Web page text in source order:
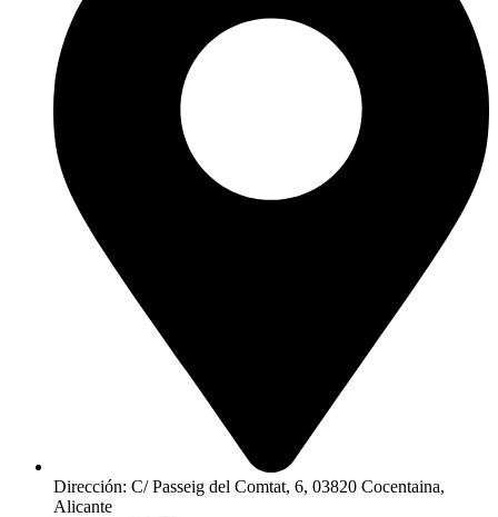
Dirección: C/ Passeig del Comtat, 6, 03820 Cocentaina,
Alicante